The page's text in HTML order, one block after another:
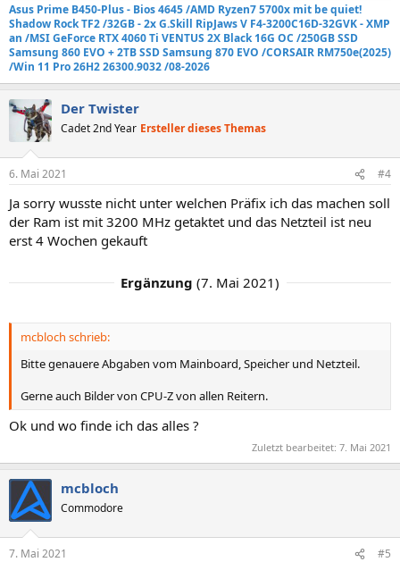
Asus Prime B450-Plus - Bios 4645 /AMD Ryzen7 5700x mit be quiet!
Shadow Rock TF2/32GB - 2x G.Skill RipJaws V F4-3200C16D-32GVK - XMP
an /MSI GeForce RTX 4060 Ti VENTUS 2X Black 16G OC /250GB SSD
Samsung 860 EVO +2TB SSD Samsung 870 EVO /CORSAIR RM750e(2025)
/Win 11 Pro 26H2 26300.9032 /08-2026
Der Twister
Cadet 2nd Year Ersteller dieses Themas
6. Mai 2021 #4
Ja sorry wusste nicht unter welchen Präfix ich das machen soll
der Ram ist mit 3200 MHz getaktet und das Netzteil ist neu
erst 4 Wochen gekauft
Ergänzung (7. Mai 2021)
mcbloch schrieb:
Bitte genauere Abgaben vom Mainboard, Speicher und Netzteil.
Gerne auch Bilder von CPU-Z von allen Reitern.
Ok und wo finde ich das alles ?
Zuletzt bearbeitet: 7. Mai 2021
mcbloch
Commodore
7. Mai 2021 #5